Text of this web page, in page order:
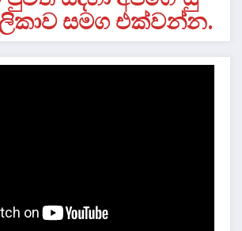
සමග එක්වන්න.